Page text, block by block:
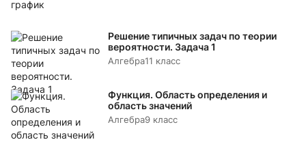
Решение типичных задач по теории
вероятности. Задача 1
Алгебра11 класс
Функция. Область определения и
область значений
Алгебра9 класс